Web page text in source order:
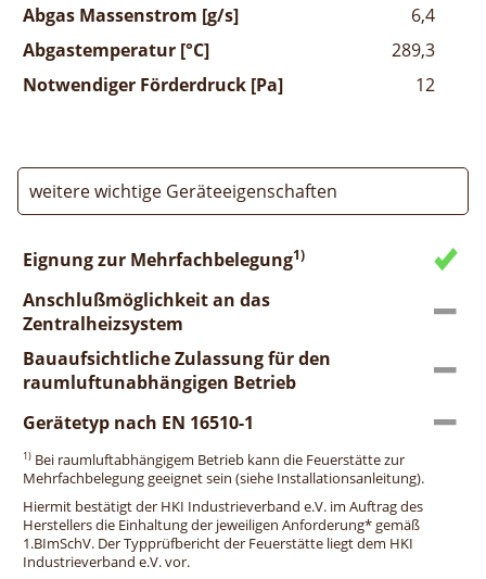
Abgas Massenstrom [g/s]
6,4
Abgastemperatur [°C]
289,3
Notwendiger Förderdruck [Pa]
12
weitere wichtige Geräteeigenschaften
Eignung zur Mehrfachbelegung1)
Anschlußmöglichkeit an das
Zentralheizsystem
Bauaufsichtliche Zulassung für den
raumluftunabhängigen Betrieb
Gerätetyp nach EN 16510-1
1) Bei raumluftabhängigem Betrieb kann die Feuerstätte zur
Mehrfachbelegung geeignet sein (siehe Installationsanleitung).
Hiermit bestätigt der HKI Industrieverband e.V. im Auftrag des
Herstellers die Einhaltung der jeweiligen Anforderung* gemäß
1.BImSchV. Der Typprüfbericht der Feuerstätte liegt dem HKI
Industrieverband e.V. vor.